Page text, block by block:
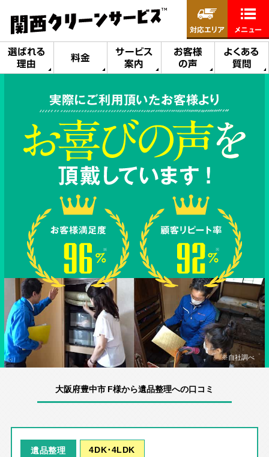
選ばれる
理由
料金
サービス
案内
お客様
の声
よくある
質問
対応エリア メニュー
実際にご利用頂いたお客様より
※自社調べ
大阪府豊中市 F様から遺品整理への口コミ
遺品整理 4DK･4LDK